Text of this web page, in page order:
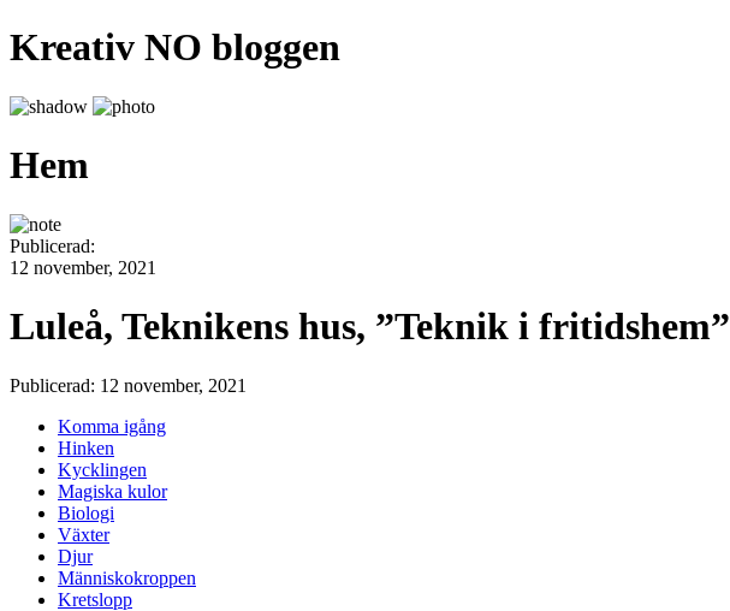
Kreativ NO bloggen
Hem
Publicerad:
12 november, 2021
Luleå, Teknikens hus, ”Teknik i fritidshem”
Publicerad: 12 november, 2021
Komma igång
Hinken
Kycklingen
Magiska kulor
Biologi
Växter
Djur
Människokroppen
Kretslopp